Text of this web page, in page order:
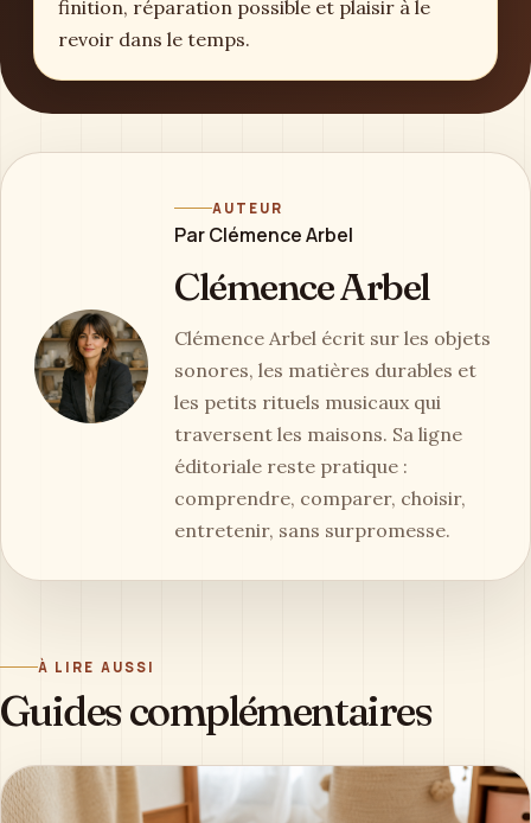
finition, réparation possible et plaisir à le
revoir dans le temps.
AUTEUR
Par Clémence Arbel
Clémence Arbel
Clémence Arbel écrit sur les objets
sonores, les matières durables et
les petits rituels musicaux qui
traversent les maisons. Sa ligne
éditoriale reste pratique :
comprendre, comparer, choisir,
entretenir, sans surpromesse.
À LIRE AUSSI
Guides complémentaires